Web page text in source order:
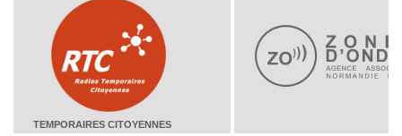
TEMPORAIRES CITOYENNES